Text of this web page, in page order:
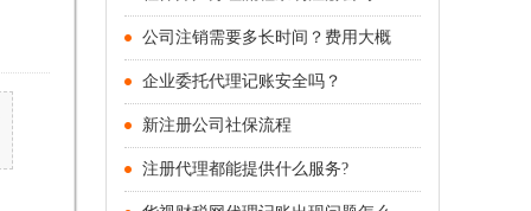
公司注销需要多长时间？费用大概
企业委托代理记账安全吗？
新注册公司社保流程
注册代理都能提供什么服务?